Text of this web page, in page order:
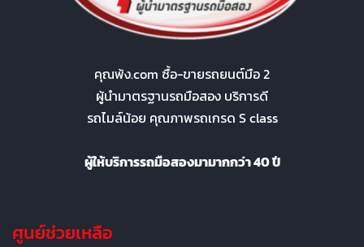
คุณพ้ง.com ซื้อ-ขายรถยนต์มือ 2
ผู้นำมาตรฐานรถมือสอง บริการดี
รถไมล์น้อย คุณภาพรถเกรด S class
ผู้ให้บริการรถมือสองมามากกว่า 40 ปี
ศูนย์ช่วยเหลือ